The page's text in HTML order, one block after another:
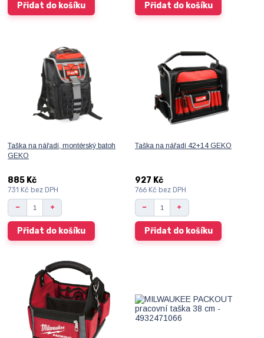
Přidat do košíku Přidat do košíku
Taška na nářadí, montérský batoh
GEKO
885 Kč
731 Kčbez DPH
Přidat do košíku
Taška na nářadí 42+14 GEKO
927 Kč
766 Kč bez DPH
Přidat do košíku